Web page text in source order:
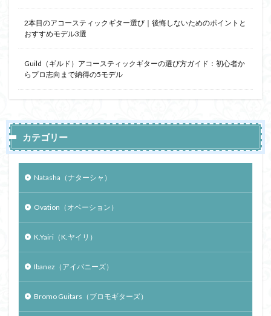
2本目のアコースティックギター選び｜後悔しないためのポイントと
おすすめモデル3選
Guild（ギルド）アコースティックギターの選び方ガイド：初心者か
らプロ志向まで納得の5モデル
カテゴリー
Natasha（ナターシャ）
Ovation（オベーション）
K.Yairi（K.ヤイリ）
Ibanez（アイバニーズ）
Bromo Guitars（ブロモギターズ）